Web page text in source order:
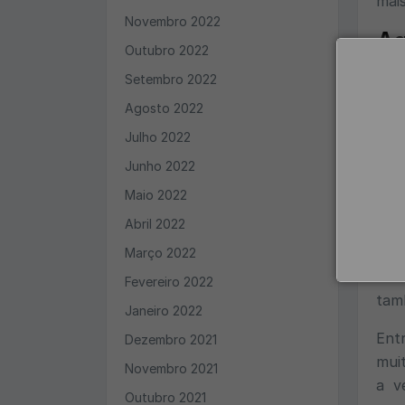
Novembro 2022
Outubro 2022
Setembro 2022
Agosto 2022
Julho 2022
Junho 2022
Maio 2022
Abril 2022
Março 2022
Fevereiro 2022
Janeiro 2022
Dezembro 2021
Novembro 2021
Outubro 2021
Só
a